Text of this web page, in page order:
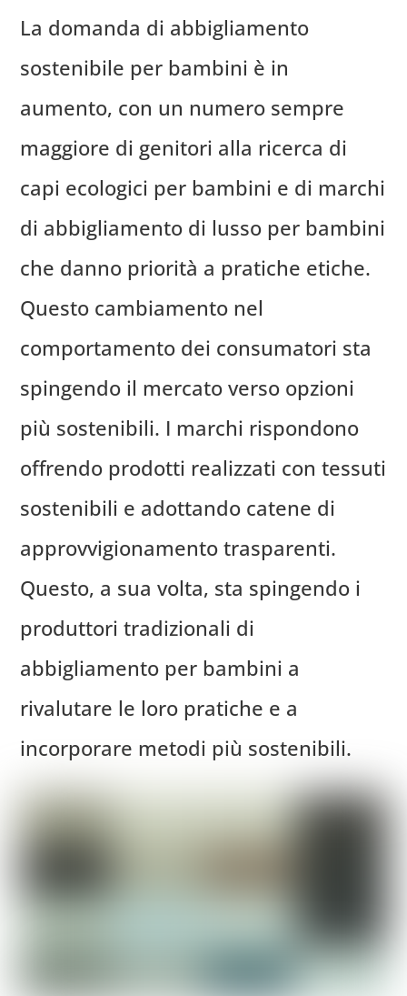
La domanda di abbigliamento
sostenibile per bambini è in
aumento, con un numero sempre
maggiore di genitori alla ricerca di
capi ecologici per bambini e di marchi
di abbigliamento di lusso per bambini
che danno priorità a pratiche etiche.
Questo cambiamento nel
comportamento dei consumatori sta
spingendo il mercato verso opzioni
più sostenibili. I marchi rispondono
offrendo prodotti realizzati con tessuti
sostenibili e adottando catene di
approvvigionamento trasparenti.
Questo, a sua volta, sta spingendo i
produttori tradizionali di
abbigliamento per bambini a
rivalutare le loro pratiche e a
incorporare metodi più sostenibili.